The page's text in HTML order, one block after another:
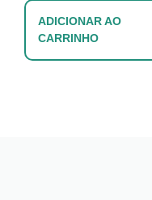
ADICIONAR AO
CARRINHO